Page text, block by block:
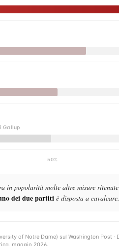
Gallup
50%
in popolarità molte altre misure
dei due partiti è disposta a cavalcare.
of Notre Dame) sul Washington Post ·
maggio 2026.